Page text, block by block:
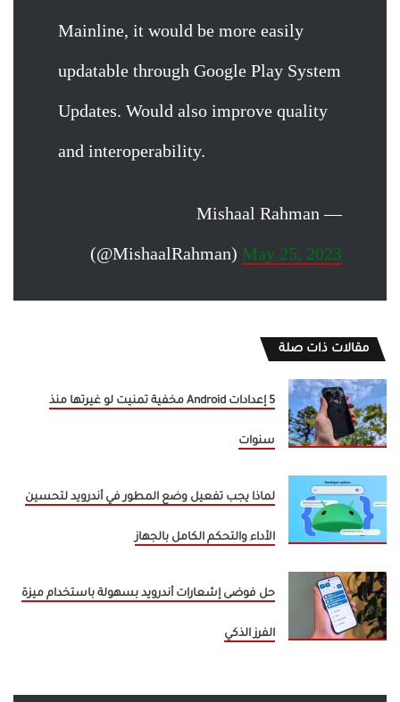
Mainline, it would be more easily
updatable through Google Play System
Updates. Would also improve quality
and interoperability.
— Mishaal Rahman
(@MishaalRahman) May 25, 2023
مقالات ذات صلة
5 إعدادات Android مخفية تمنيت لو غيرتها منذ
سنوات
لماذا يجب تفعيل وضع المطور في أندرويد لتحسين
الأداء والتحكم الكامل بالجهاز
حل فوضى إشعارات أندرويد بسهولة باستخدام ميزة
الفرز الذكي